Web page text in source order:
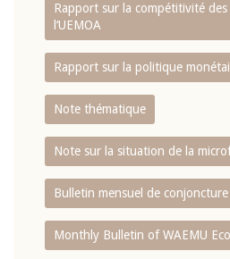
Rapport sur la compétitivité des
l‘UEMOA
Rapport sur la politique
Note thématique
Note sur la situation de la
Bulletin mensuel de
Monthly Bulletin of WAEMU